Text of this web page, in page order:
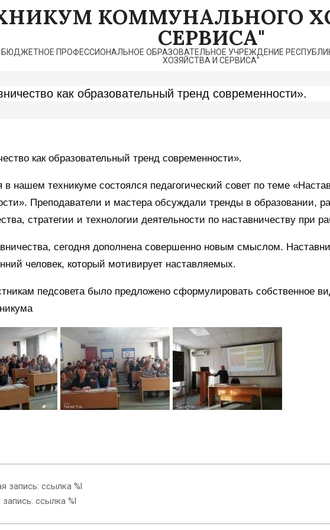
КОММУНАЛЬНОГО
СЕРВИСА"
БЮДЖЕТНОЕ ПРОФЕССИОНАЛЬНОЕ ОБРАЗОВАТЕЛЬНОЕ УЧРЕЖДЕНИЕ
ХОЗЯЙСТВА И СЕРВИСА"
как образовательный тренд современности».
как образовательный тренд современности».
нашем техникуме состоялся педагогический совет по теме
Преподаватели и мастера обсуждали тренды в образовании,
стратегии и технологии деятельности по наставничеству при
сегодня дополнена совершенно новым смыслом.
человек, который мотивирует наставляемых.
педсовета было предложено сформулировать собственное
запись: ссылка %l
ссылка %l